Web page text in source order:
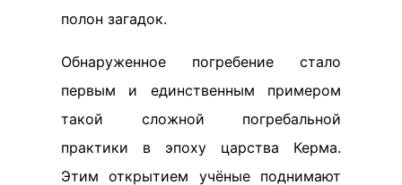
полон загадок.
Обнаруженное погребение стало
первым и единственным примером
такой сложной погребальной
практики в эпоху царства Керма.
Этим открытием учёные поднимают